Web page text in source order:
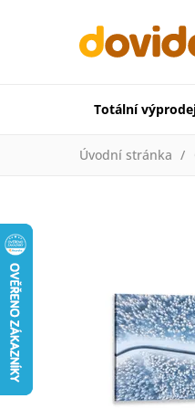
Totální
Úvodní stránka